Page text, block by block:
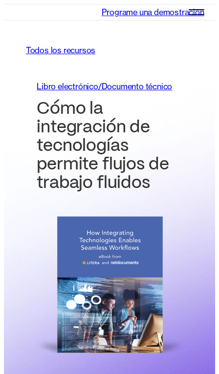
Programe una demostración
Todos los recursos
Libro electrónico/Documento técnico
Cómo la
integración de
tecnologías
permite flujos de
trabajo fluidos